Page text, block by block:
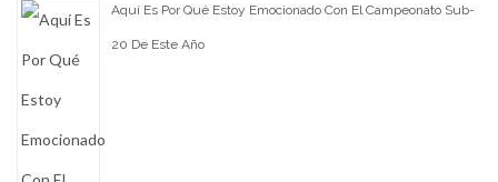
Aquí Es Por Qué Estoy Emocionado Con El Campeonato Sub-
20 De Este Año